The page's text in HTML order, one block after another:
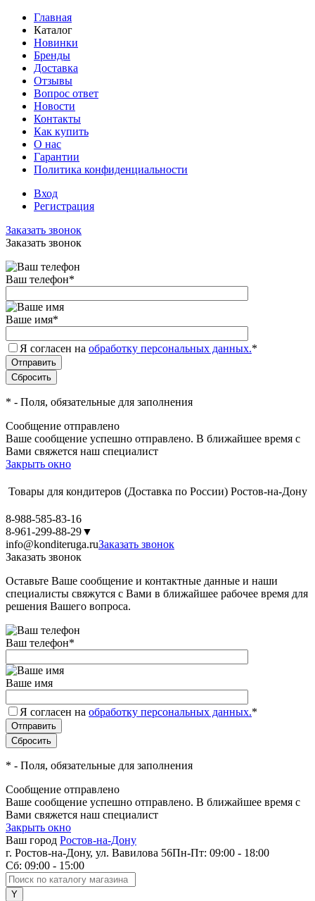
Главная
Каталог
Новинки
Бренды
Доставка
Отзывы
Вопрос ответ
Новости
Контакты
Как купить
О нас
Гарантии
Политика конфиденциальности
Вход
Регистрация
Заказать звонок
Заказать звонок
Ваш телефон*
Ваше имя*
Я согласен на обработку персональных данных.*
* - Поля, обязательные для заполнения
Сообщение отправлено
Ваше сообщение успешно отправлено. В ближайшее время с
Вами свяжется наш специалист
Закрыть окно
Товары для кондитеров (Доставка по России) Ростов-на-Дону
8-988-585-83-16
8-961-299-88-29▼
info@konditeruga.ruЗаказать звонок
Заказать звонок
Оставьте Ваше сообщение и контактные данные и наши
специалисты свяжутся с Вами в ближайшее рабочее время для
решения Вашего вопроса.
Ваш телефон*
Ваше имя
Я согласен на обработку персональных данных.*
* - Поля, обязательные для заполнения
Сообщение отправлено
Ваше сообщение успешно отправлено. В ближайшее время с
Вами свяжется наш специалист
Закрыть окно
Ваш город Ростов-на-Дону
г. Ростов-на-Дону, ул. Вавилова 56Пн-Пт: 09:00 - 18:00
Сб: 09:00 - 15:00